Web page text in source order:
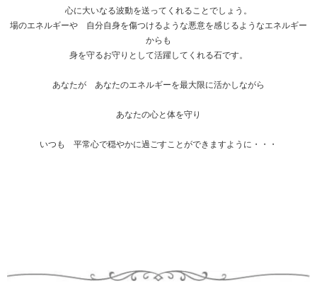
心に大いなる波動を送ってくれることでしょう。
場のエネルギーや 自分自身を傷つけるような悪意を感じるようなエネルギー
からも
身を守るお守りとして活躍してくれる石です。
あなたが あなたのエネルギーを最大限に活かしながら
あなたの心と体を守り
いつも 平常心で穏やかに過ごすことができますように・・・